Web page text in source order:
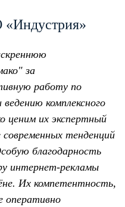
за
работу по
комплексного
ценим их экспертный
современных тенденций
благодарность
интернет-рекламы
Их компетентность,
оперативно